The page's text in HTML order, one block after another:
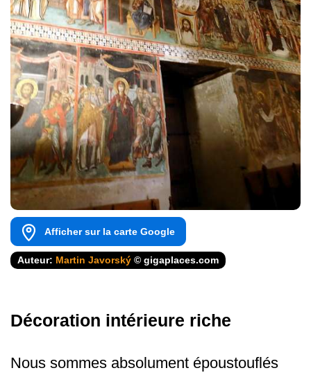
Afficher sur la carte Google
Auteur: Martin Javorský © gigaplaces.com
Décoration intérieure riche
Nous sommes absolument époustouflés